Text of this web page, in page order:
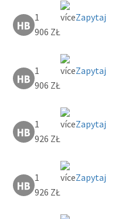
1
906 ZŁ
Zapytaj
1
906 ZŁ
Zapytaj
1
926 ZŁ
Zapytaj
1
926 ZŁ
Zapytaj